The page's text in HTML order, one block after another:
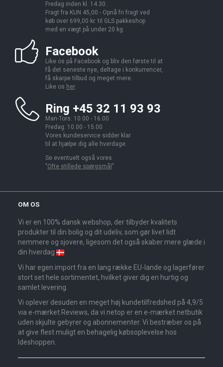
Fredag inden kl. 14.30.
Fragt fra KUN 45,00 - Opnå fri fragt ved
køb over 699,00 kr. til GLS pakkeshop
med en vægt på under 20 kg.
Facebook
Like os på Facebook og bliv den første til at
få det seneste nye, deltage i konkurrencer,
få skarpe tilbud og meget mere.
Like os her.
Ring +45 32 11 93 93
Man-Tors: 10.00 - 16.00
Fredag: 10.00 - 15.00
Vores kundeservice sidder klar
til at hjælpe dig alle hverdage.
Se eventuelt også vores
"Ofte stillede spørgsmål ".
OM OS
Vi er en 100% dansk webshop, der tilbyder kvalitets
produkter til din bolig og dit udeliv, som gør livet lidt
nemmere og sjovere, ligesom det også skaber mere glæde i
din hverdag
Vi har egen import fra en lang række EU-lande og lagerfører
stort set hele sortimentet, hvilket giver dig en hurtig og
samlet levering.
Vi oplever desuden en meget høj kundetilfredshed på 4,9/5
via e-mærket Reviews, da vi netop er en e-mærket netbutik
uden skjulte gebyrer og abonnementer. Vi bestræber os på
at give flest muligt en behagelig købsoplevelse hos
Ideshoppen.